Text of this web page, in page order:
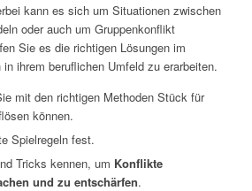
kann es sich um Situationen zwischen
oder auch um Gruppenkonflikt
Sie es die richtigen Lösungen im
ihrem beruflichen Umfeld zu erarbeiten.
mit den richtigen Methoden Stück für
können.
Spielregeln fest.
Tricks kennen, um Konflikte
und zu entschärfen.